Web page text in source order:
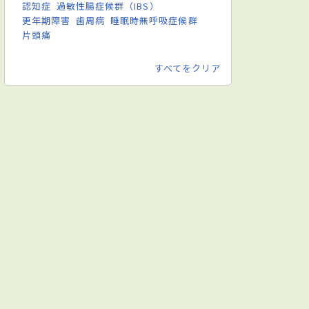
認知症 過敏性腸症候群（IBS）
更年期障害 歯周病 睡眠時無呼吸症候群
片頭痛
すべてをクリア